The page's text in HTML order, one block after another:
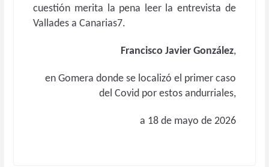
cuestión merita la pena leer la entrevista de
Vallades a Canarias7.
Francisco Javier González,
en Gomera donde se localizó el primer caso
del Covid por estos andurriales,
a 18 de mayo de 2026